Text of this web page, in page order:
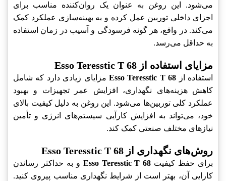
می‌شود. این روغن به عنوان یک روان‌کننده مناسب برای
اجزای داخلی توربین عمل کرده و به بهینه‌سازی عملکرد کمک
می‌کند. در واقع، هر گونه فرسودگی و آسیب در زمان استفاده
به حداقل می‌رسد.
مزایای استفاده از Esso Teresstic T 68
استفاده از Esso Teresstic T 68 مزایای زیادی دارد که شامل
کاهش هزینه‌های نگهداری، افزایش عمر تجهیزات و بهبود
عملکرد کلی توربین‌ها می‌شود. این روغن به دلیل کیفیت بالای
خود، می‌تواند به افزایش کارآیی سیستم‌های انرژی و تأمین
نیازهای مختلف صنعتی کمک کند.
روش‌های نگهداری از Esso Teresstic T 68
برای حفظ کیفیت Esso Teresstic T 68 و به حداکثر رساندن
کارایی آن، بهتر است از شرایط نگهداری مناسب پیروی کنید.